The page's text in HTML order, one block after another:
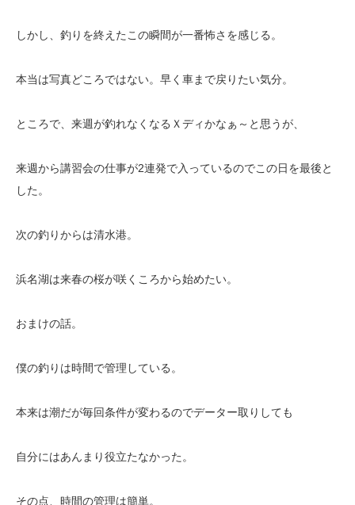
しかし、釣りを終えたこの瞬間が一番怖さを感じる。
本当は写真どころではない。早く車まで戻りたい気分。
ところで、来週が釣れなくなるＸディかなぁ～と思うが、
来週から講習会の仕事が2連発で入っているのでこの日を最後と
した。
次の釣りからは清水港。
浜名湖は来春の桜が咲くころから始めたい。
おまけの話。
僕の釣りは時間で管理している。
本来は潮だが毎回条件が変わるのでデーター取りしても
自分にはあんまり役立たなかった。
その点、時間の管理は簡単。